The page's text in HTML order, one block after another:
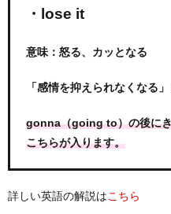
・lose it
意味：怒る、カッとなる
「感情を抑えられなくなる
gonna（going to）の後に
こちらが入ります。
詳しい英語の解説はこちら